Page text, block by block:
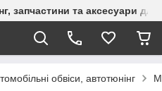
запчастини та аксесуари
обвіси, автотюнінг